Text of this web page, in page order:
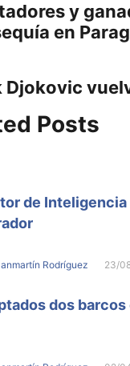
y
en
Djokovic
Posts
de Inteligencia
Rodríguez 23/
dos